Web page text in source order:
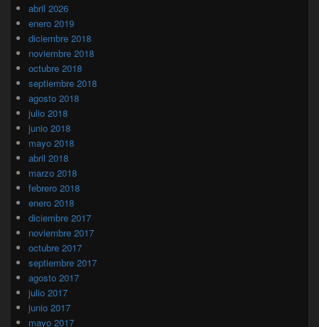
abril 2026
enero 2019
diciembre 2018
noviembre 2018
octubre 2018
septiembre 2018
agosto 2018
julio 2018
junio 2018
mayo 2018
abril 2018
marzo 2018
febrero 2018
enero 2018
diciembre 2017
noviembre 2017
octubre 2017
septiembre 2017
agosto 2017
julio 2017
junio 2017
mayo 2017